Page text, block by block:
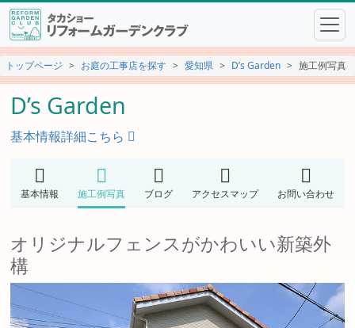
トップページ お庭の工事店を探す 愛知県 D’s Garden 施工例写真
D’s Garden
基本情報詳細こちら
基本情報 施工例写真 ブログ アクセスマップ お問い合わせ
オリジナルフェンスがかわいい新築外
構